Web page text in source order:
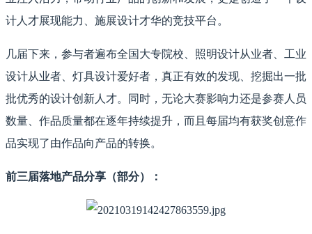
计人才展现能力、施展设计才华的竞技平台。
几届下来，参与者遍布全国大专院校、照明设计从业者、工业
设计从业者、灯具设计爱好者，真正有效的发现、挖掘出一批
批优秀的设计创新人才。同时，无论大赛影响力还是参赛人员
数量、作品质量都在逐年持续提升，而且每届均有获奖创意作
品实现了由作品向产品的转换。
前三届落地产品分享（部分）：